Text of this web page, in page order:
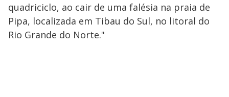
quadriciclo, ao cair de uma falésia na praia de
Pipa, localizada em Tibau do Sul, no litoral do
Rio Grande do Norte."